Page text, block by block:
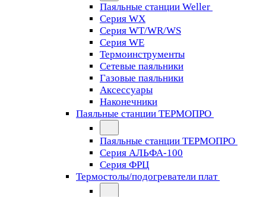
Паяльные станции Weller
Серия WX
Серия WT/WR/WS
Серия WE
Термоинструменты
Сетевые паяльники
Газовые паяльники
Аксессуары
Наконечники
Паяльные станции ТЕРМОПРО
Паяльные станции ТЕРМОПРО
Серия АЛЬФА-100
Серия ФРЦ
Термостолы/подогреватели плат